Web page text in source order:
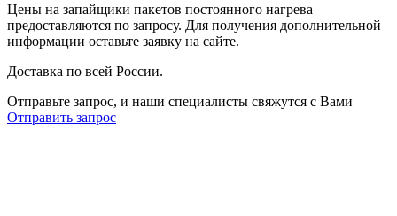
Цены на запайщики пакетов постоянного нагрева
предоставляются по запросу. Для получения дополнительной
информации оставьте заявку на сайте.
Доставка по всей России.
Отправьте запрос, и наши специалисты свяжутся с Вами
Отправить запрос